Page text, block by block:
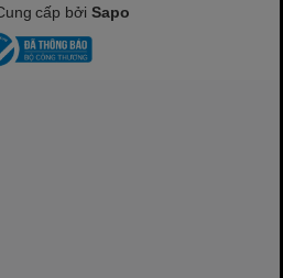
cấp bởiSapo